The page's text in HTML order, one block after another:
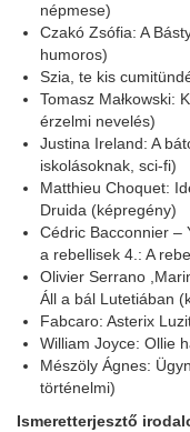
népmese)
Czakó Zsófia: A
humoros)
Szia, te kis
Tomasz Małkowski:
érzelmi nevelés)
Justina Ireland: A
iskolásoknak, sci-fi)
Matthieu Choquet:
Druida (képregény)
Cédric Bacconnier –
a rebellisek 4.: A
Olivier Serrano
Áll a bál Lutetiában
Fabcaro: Asterix
William Joyce: Ollie
Mészöly Ágnes:
történelmi)
Ismeretterjesztő